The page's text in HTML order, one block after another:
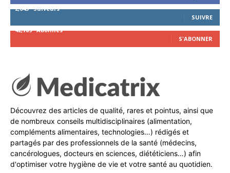
2,043 Suiveurs
SUIVRE
42,789 Abonnés
S'ABONNER
Découvrez des articles de qualité, rares et pointus, ainsi que
de nombreux conseils multidisciplinaires (alimentation,
compléments alimentaires, technologies…) rédigés et
partagés par des professionnels de la santé (médecins,
cancérologues, docteurs en sciences, diététiciens…) afin
d'optimiser votre hygiène de vie et votre santé au quotidien.